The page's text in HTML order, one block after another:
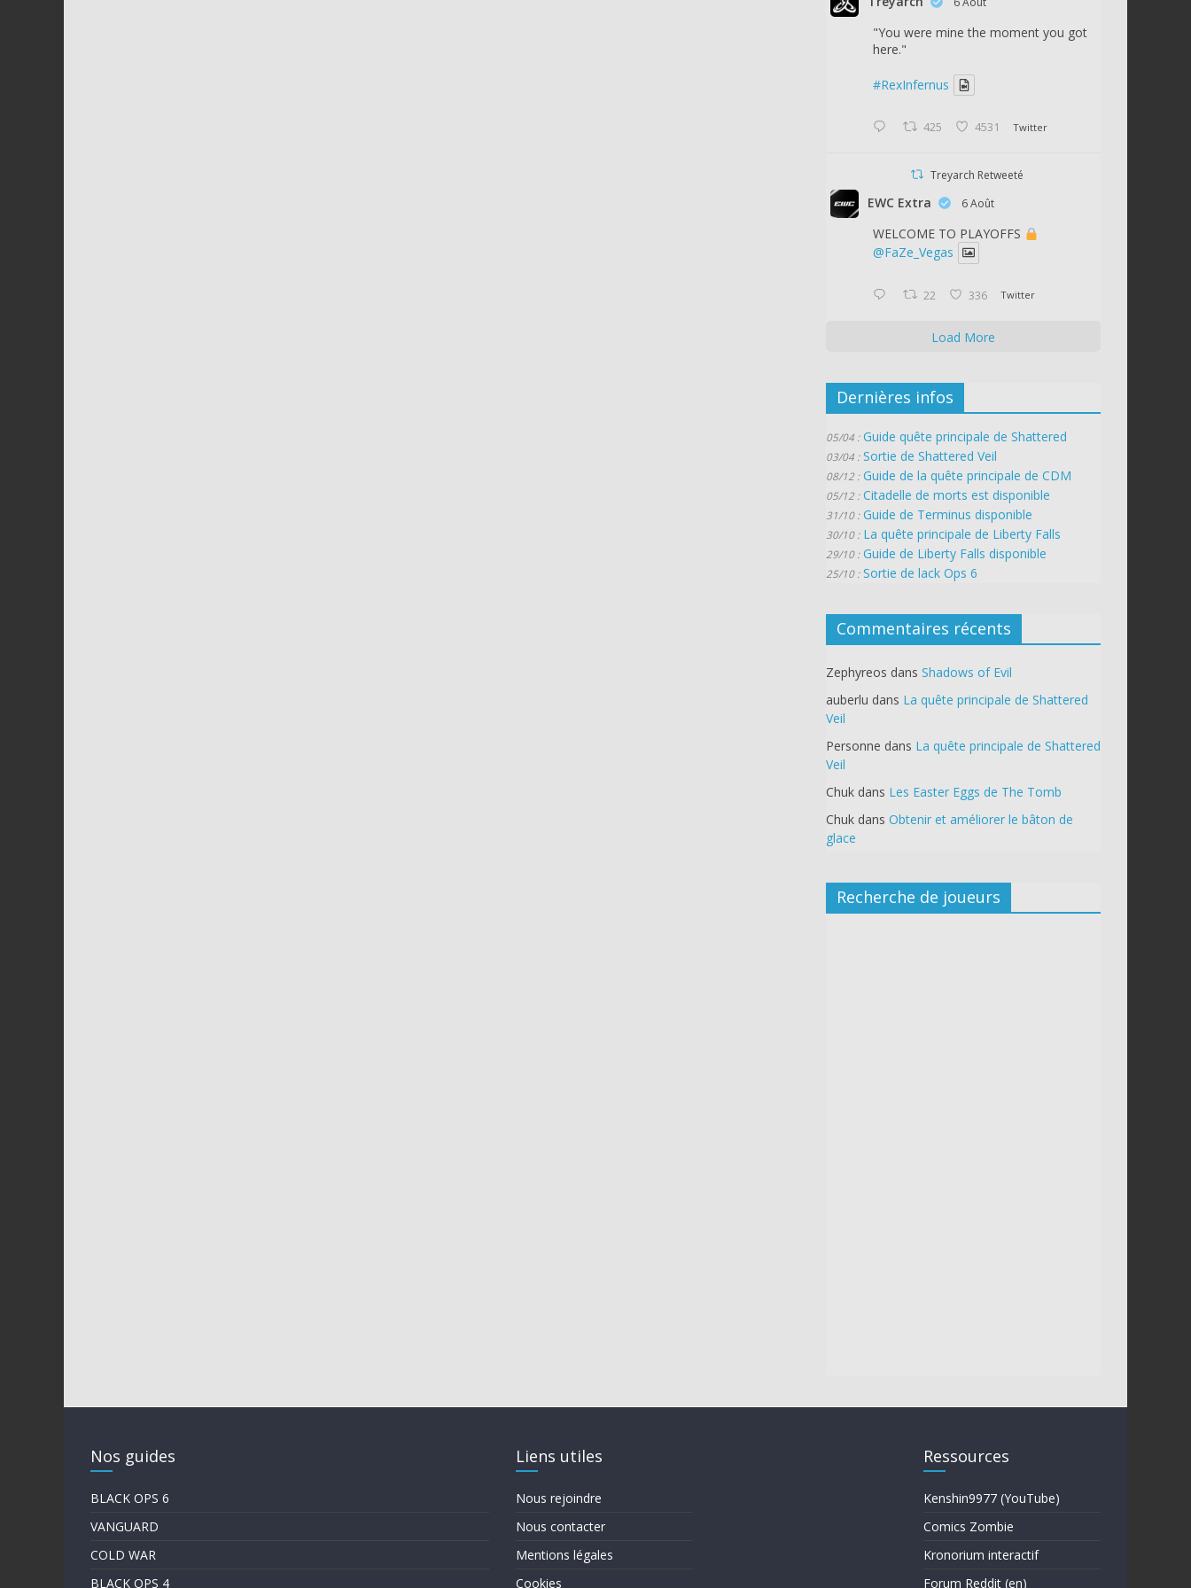
"You were mine the moment you got
here."
#RexInfernus
425 4531 Twitter
Treyarch Retweeté
EWC Extra 6 Août
WELCOME TO PLAYOFFS
@FaZe_Vegas
22 336 Twitter
Load More
Dernières infos
05/04 : Guide quête principale de Shattered
03/04 : Sortie de Shattered Veil
08/12 : Guide de la quête principale de CDM
05/12 : Citadelle de morts est disponible
31/10 : Guide de Terminus disponible
30/10 : La quête principale de Liberty Falls
29/10 : Guide de Liberty Falls disponible
25/10 : Sortie de lack Ops 6
Commentaires récents
Zephyreos dans Shadows of Evil
auberlu dans La quête principale de Shattered
Veil
Personne dans La quête principale de Shattered
Veil
Chuk dans Les Easter Eggs de The Tomb
Chuk dans Obtenir et améliorer le bâton de
glace
Recherche de joueurs
Nos guides
BLACK OPS 6
VANGUARD
COLD WAR
BLACK OPS 4
Liens utiles
Nous rejoindre
Nous contacter
Mentions légales
Cookies
Ressources
Kenshin9977 (YouTube)
Comics Zombie
Kronorium interactif
Forum Reddit (en)